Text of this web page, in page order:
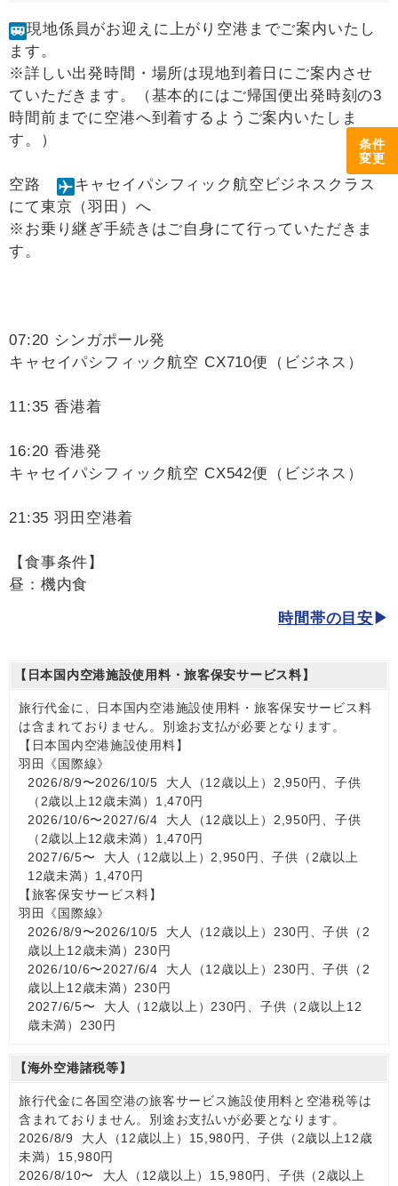
条件
変更
現地係員がお迎えに上がり空港までご案内いたし
ます。
※詳しい出発時間・場所は現地到着日にご案内させ
ていただきます。（基本的にはご帰国便出発時刻の3
時間前までに空港へ到着するようご案内いたしま
す。）
空路
キャセイパシフィック航空ビジネスクラス
にて東京（羽田）へ
※お乗り継ぎ手続きはご自身にて行っていただきま
す。
07:20 シンガポール発
キャセイパシフィック航空 CX710便（ビジネス）
11:35 香港着
16:20 香港発
キャセイパシフィック航空 CX542便（ビジネス）
21:35 羽田空港着
【食事条件】
昼：機内食
時間帯の目安
【日本国内空港施設使用料・旅客保安サービス料】
旅行代金に、日本国内空港施設使用料・旅客保安サービス料
は含まれておりません。別途お支払が必要となります。
【日本国内空港施設使用料】
羽田《国際線》
2026/8/9〜2026/10/5 大人（12歳以上）2,950円、子供
（2歳以上12歳未満）1,470円
2026/10/6〜2027/6/4 大人（12歳以上）2,950円、子供
（2歳以上12歳未満）1,470円
2027/6/5〜 大人（12歳以上）2,950円、子供（2歳以上
12歳未満）1,470円
【旅客保安サービス料】
羽田《国際線》
2026/8/9〜2026/10/5 大人（12歳以上）230円、子供（2
歳以上12歳未満）230円
2026/10/6〜2027/6/4 大人（12歳以上）230円、子供（2
歳以上12歳未満）230円
2027/6/5〜 大人（12歳以上）230円、子供（2歳以上12
歳未満）230円
【海外空港諸税等】
旅行代金に各国空港の旅客サービス施設使用料と空港税等は
含まれておりません。別途お支払いが必要となります。
2026/8/9 大人（12歳以上）15,980円、子供（2歳以上12歳
未満）15,980円
2026/8/10〜 大人（12歳以上）15,980円、子供（2歳以上